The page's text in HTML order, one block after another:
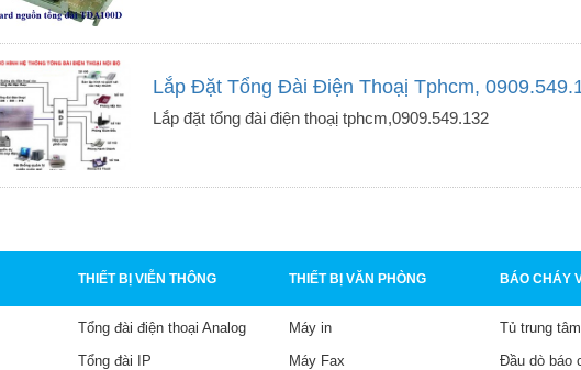
Lắp Đặt Tổng Đài Điện Thoạị Tphcm,
Lắp đặt tổng đài điện thoạị tphcm,0909.549.132
THIẾT BỊ VIỄN THÔNG THIẾT BỊ VĂN PHÒNG BÁO CHÁY
Tổng đài điện thoại Analog
Tổng đài IP
Máy in
Máy Fax
Tủ trung tâm
Đầu dò báo